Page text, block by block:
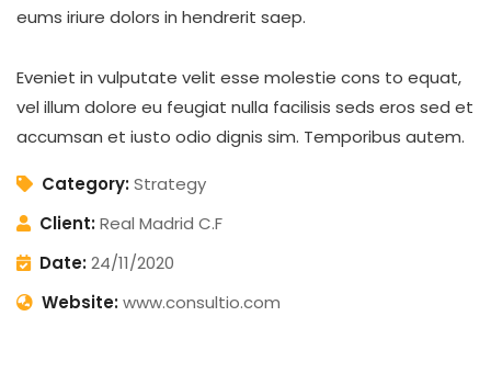
eums iriure dolors in hendrerit saep.
Eveniet in vulputate velit esse molestie cons to equat,
vel illum dolore eu feugiat nulla facilisis seds eros sed et
accumsan et iusto odio dignis sim. Temporibus autem.
Category:Strategy
Client:Real Madrid C.F
Date:24/11/2020
Website:www.consultio.com